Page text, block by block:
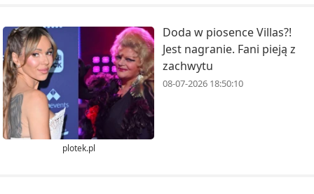
plotek.pl
Doda w piosence Villas?!
Jest nagranie. Fani pieją z
zachwytu
08-07-2026 18:50:10